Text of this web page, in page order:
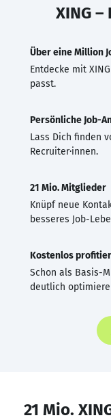
XING
Über eine Million
Entdecke mit
passt.
Persönliche Job-
Lass Dich finden
Recruiter·innen.
21 Mio. Mitglieder
Knüpf neue
besseres Job-
Kostenlos
Schon als Basis-
deutlich
21 Mio.